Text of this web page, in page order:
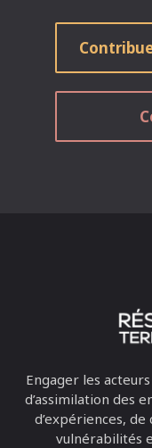
Engager les
d’assimilation des
d’expériences,
vulnérabilités